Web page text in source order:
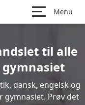
Menu
til alle
dansk, engelsk og
gymnasiet. Prøv det